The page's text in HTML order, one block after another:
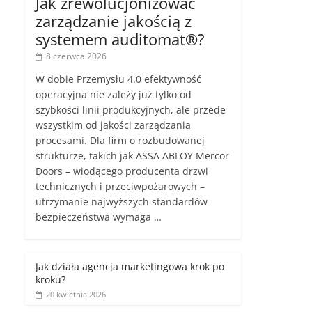
zarządzanie jakością z
systemem auditomat®?
8 czerwca 2026
W dobie Przemysłu 4.0 efektywność
operacyjna nie zależy już tylko od
szybkości linii produkcyjnych, ale przede
wszystkim od jakości zarządzania
procesami. Dla firm o rozbudowanej
strukturze, takich jak ASSA ABLOY Mercor
Doors – wiodącego producenta drzwi
technicznych i przeciwpożarowych –
utrzymanie najwyższych standardów
bezpieczeństwa wymaga …
Jak działa agencja marketingowa krok po
kroku?
20 kwietnia 2026